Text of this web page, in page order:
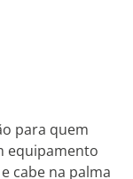
para quem
equipamento
cabe na palma